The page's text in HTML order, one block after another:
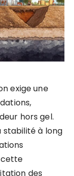
exige une
hors gel.
à long
cette
des